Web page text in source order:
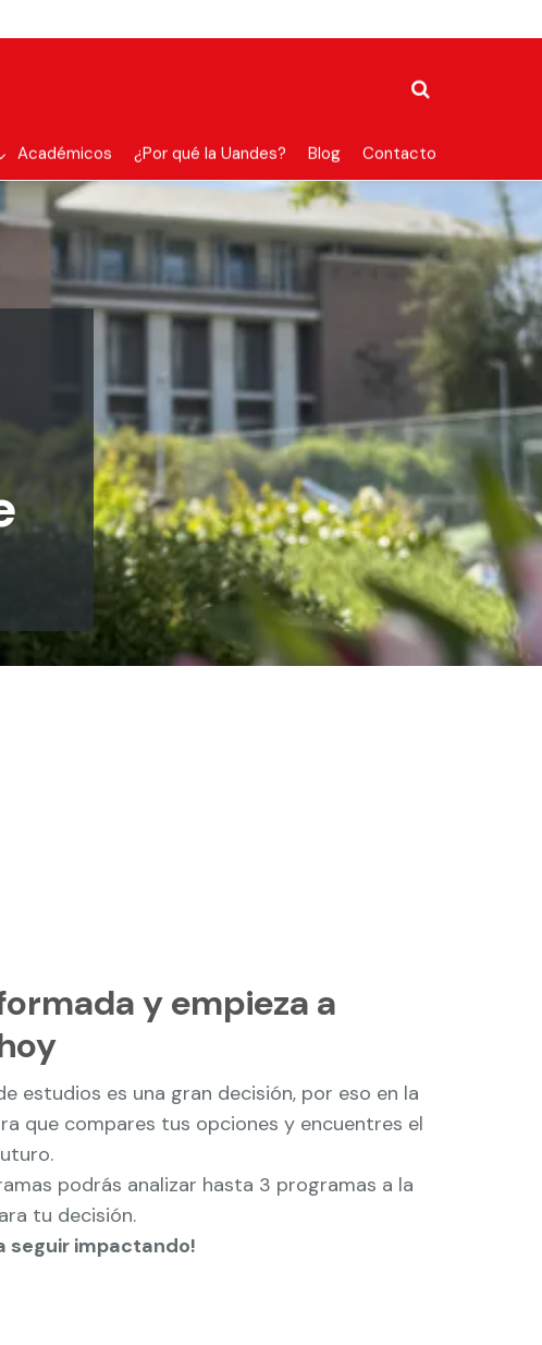
Académicos ¿Por qué la Uandes? Blog Contacto
y empieza a
estudios es una gran decisión, por eso en la
que compares tus opciones y encuentres el
podrás analizar hasta 3 programas a la
tu decisión.
seguir impactando!